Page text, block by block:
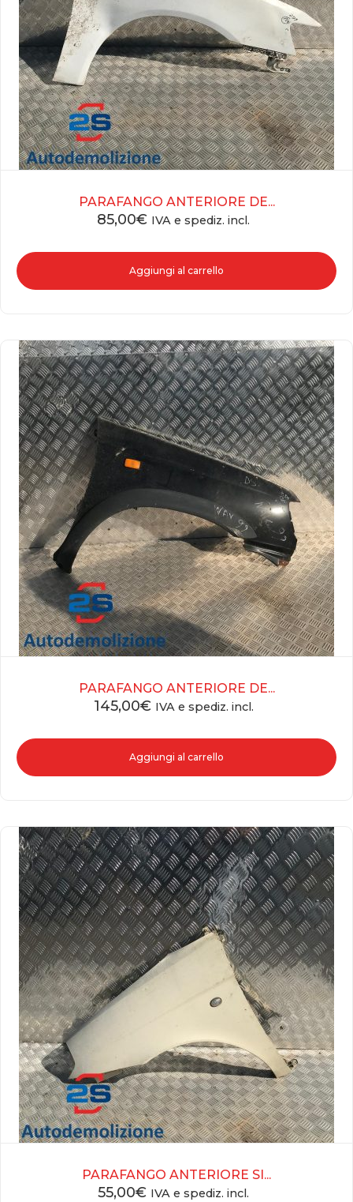
PARAFANGO ANTERIORE DE...
85,00€ IVA e spediz. incl.
Aggiungi al carrello
PARAFANGO ANTERIORE DE...
145,00€ IVA e spediz. incl.
Aggiungi al carrello
PARAFANGO ANTERIORE SI...
55,00€ IVA e spediz. incl.